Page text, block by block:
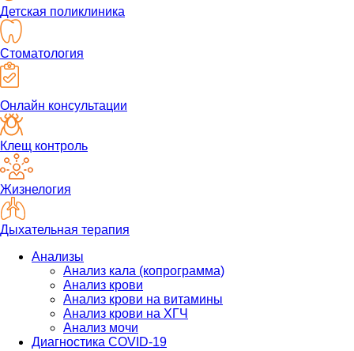
Детская поликлиника
Стоматология
Онлайн консультации
Клещ контроль
Жизнелогия
Дыхательная терапия
Анализы
Анализ кала (копрограмма)
Анализ крови
Анализ крови на витамины
Анализ крови на ХГЧ
Анализ мочи
Диагностика COVID-19